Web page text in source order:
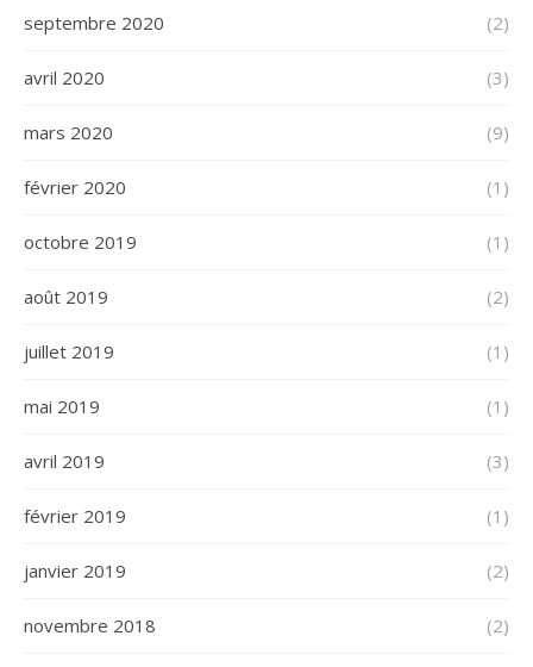
septembre 2020 (2)
avril 2020 (3)
mars 2020 (9)
février 2020 (1)
octobre 2019 (1)
août 2019 (2)
juillet 2019 (1)
mai 2019 (1)
avril 2019 (3)
février 2019 (1)
janvier 2019 (2)
novembre 2018 (2)